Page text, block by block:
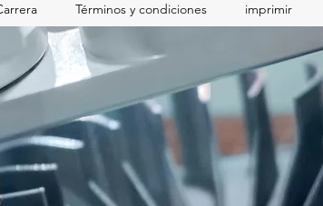
Términos y condiciones imprimir